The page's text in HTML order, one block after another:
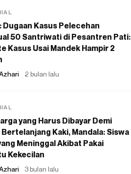
Dugaan Kasus Pelecehan
50 Santriwati di Pesantren Pati:
Kasus Usai Mandek Hampir 2
2 bulan lalu
yang Harus Dibayar Demi
Kaki, Mandala: Siswa
Meninggal Akibat Pakai
Kekecilan
3 bulan lalu